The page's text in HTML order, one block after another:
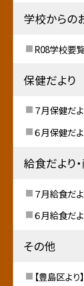
学校からの
R08学校要
保健だより
７月保健だ
６月保健だ
給食だより
７月給食だ
６月給食だ
その他
【豊島区よ